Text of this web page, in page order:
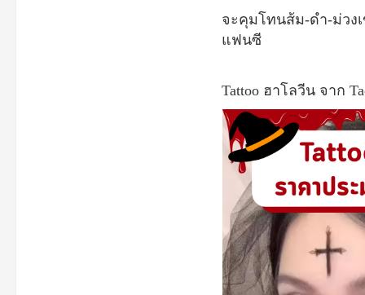
จะคุมโทนส้ม-ดำ-ม่วง
แฟนซี
Tattoo ฮาโลวีน จาก